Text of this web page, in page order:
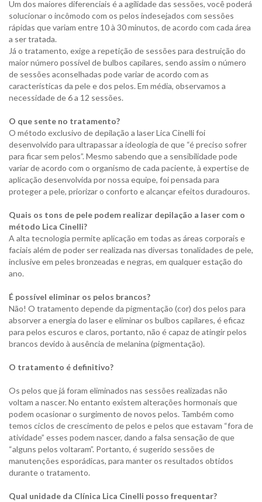
Um dos maiores diferenciais é a agilidade das sessões, você poderá
solucionar o incômodo com os pelos indesejados com sessões
rápidas que variam entre 10 à 30 minutos, de acordo com cada área
a ser tratada.
Já o tratamento, exige a repetição de sessões para destruição do
maior número possível de bulbos capilares, sendo assim o número
de sessões aconselhadas pode variar de acordo com as
características da pele e dos pelos. Em média, observamos a
necessidade de 6 a 12 sessões.
O que sente no tratamento?
O método exclusivo de depilação a laser Lica Cinelli foi
desenvolvido para ultrapassar a ideologia de que “é preciso sofrer
para ficar sem pelos”. Mesmo sabendo que a sensibilidade pode
variar de acordo com o organismo de cada paciente, à expertise de
aplicação desenvolvida por nossa equipe, foi pensada para
proteger a pele, priorizar o conforto e alcançar efeitos duradouros.
Quais os tons de pele podem realizar depilação a laser com o
método Lica Cinelli?
A alta tecnologia permite aplicação em todas as áreas corporais e
faciais além de poder ser realizada nas diversas tonalidades de pele,
inclusive em peles bronzeadas e negras, em qualquer estação do
ano.
É possível eliminar os pelos brancos?
Não! O tratamento depende da pigmentação (cor) dos pelos para
absorver a energia do laser e eliminar os bulbos capilares, é eficaz
para pelos escuros e claros, portanto, não é capaz de atingir pelos
brancos devido à ausência de melanina (pigmentação).
O tratamento é definitivo?
Os pelos que já foram eliminados nas sessões realizadas não
voltam a nascer. No entanto existem alterações hormonais que
podem ocasionar o surgimento de novos pelos. Também como
temos ciclos de crescimento de pelos e pelos que estavam “fora de
atividade” esses podem nascer, dando a falsa sensação de que
“alguns pelos voltaram”. Portanto, é sugerido sessões de
manutenções esporádicas, para manter os resultados obtidos
durante o tratamento.
Qual unidade da Clínica Lica Cinelli posso frequentar?